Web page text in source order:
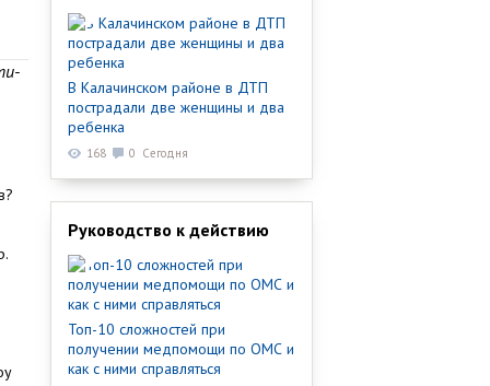
В Калачинском районе в ДТП
пострадали две женщины и два
ребенка
168 0 Сегодня
Руководство к действию
Топ-10 сложностей при
получении медпомощи по ОМС и
как с ними справляться